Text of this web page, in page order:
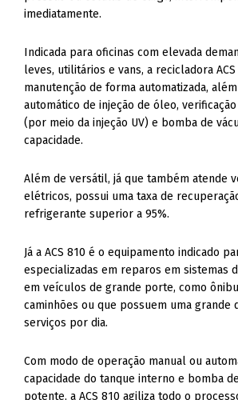
imediatamente.
Indicada para oficinas com elevada
leves, utilitários e vans, a recicladora
manutenção de forma automatizada,
automático de injeção de óleo,
(por meio da injeção UV) e bomba de
capacidade.
Além de versátil, já que também atende
elétricos, possui uma taxa de
refrigerante superior a 95%.
Já a ACS 810 é o equipamento indicado
especializadas em reparos em sistemas
em veículos de grande porte, como
caminhões ou que possuem uma grande
serviços por dia.
Com modo de operação manual ou
capacidade do tanque interno e bomba
potente, a ACS 810 agiliza todo o